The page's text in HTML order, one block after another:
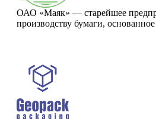
ОАО «Маяк» — старейшее
производству бумаги,